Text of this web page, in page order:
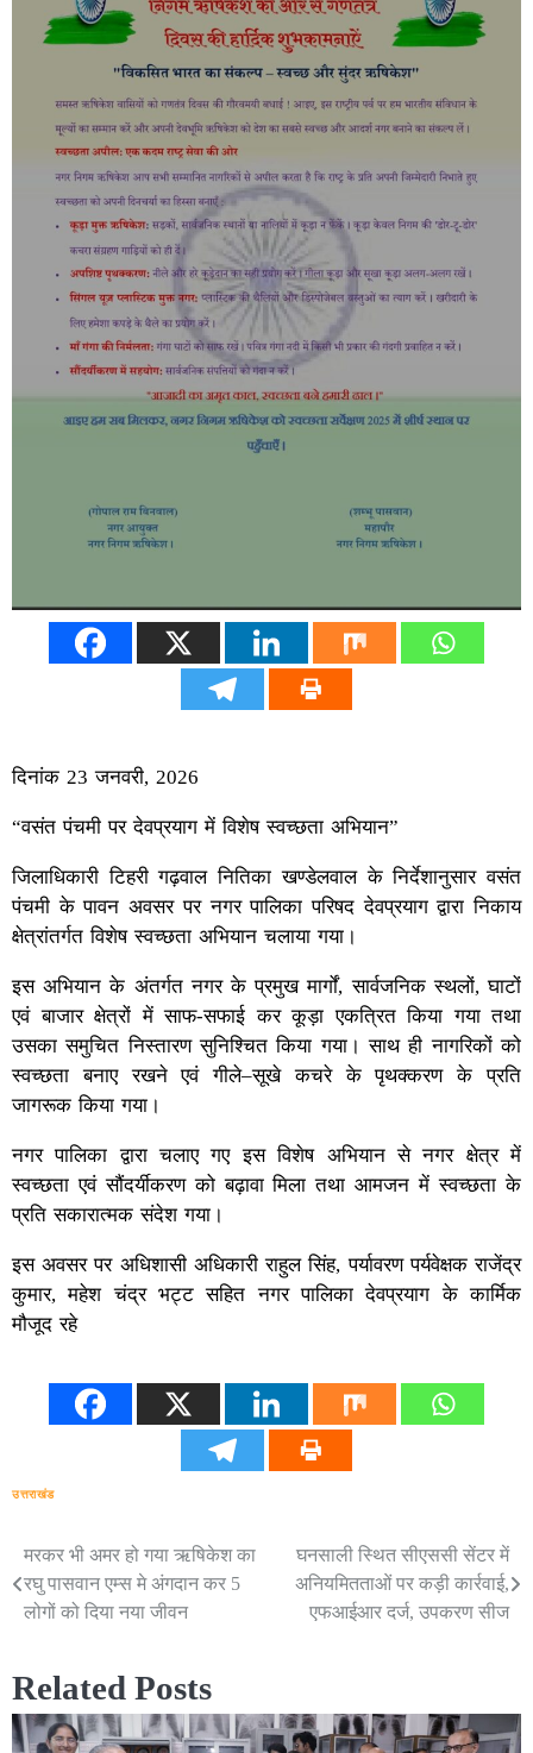
दिनांक 23 जनवरी, 2026
“वसंत पंचमी पर देवप्रयाग में विशेष स्वच्छता अभियान”
जिलाधिकारी टिहरी गढ़वाल नितिका खण्डेलवाल के निर्देशानुसार वसंत
पंचमी के पावन अवसर पर नगर पालिका परिषद देवप्रयाग द्वारा निकाय
क्षेत्रांतर्गत विशेष स्वच्छता अभियान चलाया गया।
इस अभियान के अंतर्गत नगर के प्रमुख मार्गों, सार्वजनिक स्थलों, घाटों
एवं बाजार क्षेत्रों में साफ-सफाई कर कूड़ा एकत्रित किया गया तथा
उसका समुचित निस्तारण सुनिश्चित किया गया। साथ ही नागरिकों को
स्वच्छता बनाए रखने एवं गीले–सूखे कचरे के पृथक्करण के प्रति
जागरूक किया गया।
नगर पालिका द्वारा चलाए गए इस विशेष अभियान से नगर क्षेत्र में
स्वच्छता एवं सौंदर्यीकरण को बढ़ावा मिला तथा आमजन में स्वच्छता के
प्रति सकारात्मक संदेश गया।
इस अवसर पर अधिशासी अधिकारी राहुल सिंह, पर्यावरण पर्यवेक्षक राजेंद्र
कुमार, महेश चंद्र भट्ट सहित नगर पालिका देवप्रयाग के कार्मिक
मौजूद रहे
उत्तराखंड
Post
navigation
मरकर भी अमर हो गया ऋषिकेश का
रघु पासवान एम्स मे अंगदान कर 5
लोगों को दिया नया जीवन
घनसाली स्थित सीएससी सेंटर में
अनियमितताओं पर कड़ी कार्रवाई,
एफआईआर दर्ज, उपकरण सीज
Related Posts